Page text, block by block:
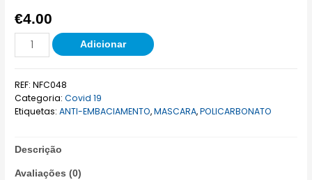
€4.00
Adicionar
REF:NFC048
Categoria:Covid 19
Etiquetas:ANTI-EMBACIAMENTO,MASCARA,POLICARBONATO
Descrição
Avaliações (0)